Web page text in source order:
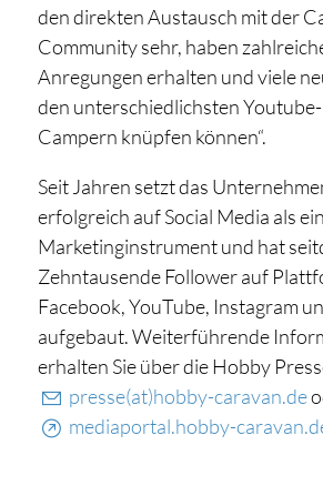
den direkten Austausch mit der
Community sehr, haben
Anregungen erhalten und viele
den unterschiedlichsten
Campern knüpfen können“.
Seit Jahren setzt das
erfolgreich auf Social Media als
Marketinginstrument und hat
Zehntausende Follower auf
Facebook, YouTube, Instagram
aufgebaut. Weiterführende
erhalten Sie über die Hobby
presse(at)hobby-caravan.de
mediaportal.hobby-